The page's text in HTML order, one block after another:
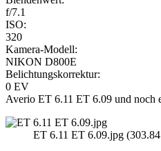
f/7.1
ISO:
320
Kamera-Modell:
NIKON D800E
Belichtungskorrektur:
0 EV
Averio ET 6.11 ET 6.09 und noch
ET 6.11 ET 6.09.jpg